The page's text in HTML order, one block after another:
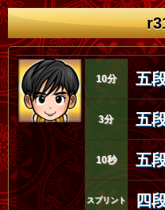
10分 五
3分 五
10秒 五
スプリント 四